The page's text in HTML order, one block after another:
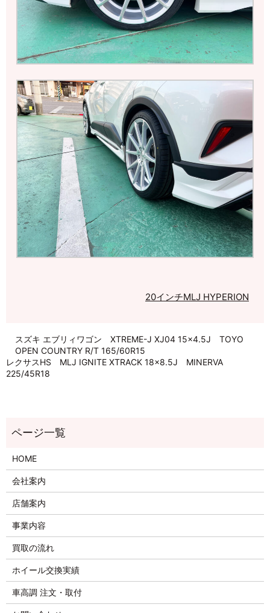
20インチMLJ HYPERION
スズキ エブリィワゴン XTREME-J XJ04 15×4.5J TOYO
OPEN COUNTRY R/T 165/60R15
レクサスHS MLJ IGNITE XTRACK 18×8.5J MINERVA
225/45R18
HOME
会社案内
店舗案内
事業内容
買取の流れ
ホイール交換実績
車高調 注文・取付